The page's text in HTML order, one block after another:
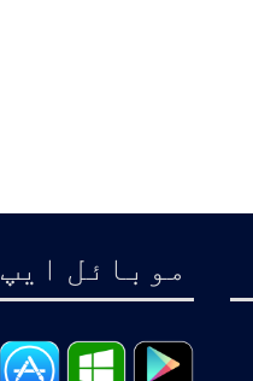
موبائل ايپ